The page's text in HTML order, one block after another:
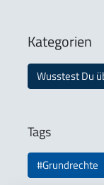
Kategorien
Wusstest Du
Tags
#Grundrechte